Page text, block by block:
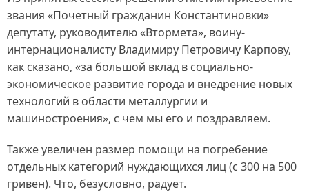
звания «Почетный гражданин Константиновки»
депутату, руководителю «Втормета», воину-
интернационалисту Владимиру Петровичу Карпову,
как сказано, «за большой вклад в социально-
экономическое развитие города и внедрение новых
технологий в области металлургии и
машиностроения», с чем мы его и поздравляем.
Также увеличен размер помощи на погребение
отдельных категорий нуждающихся лиц (с 300 на 500
гривен). Что, безусловно, радует.